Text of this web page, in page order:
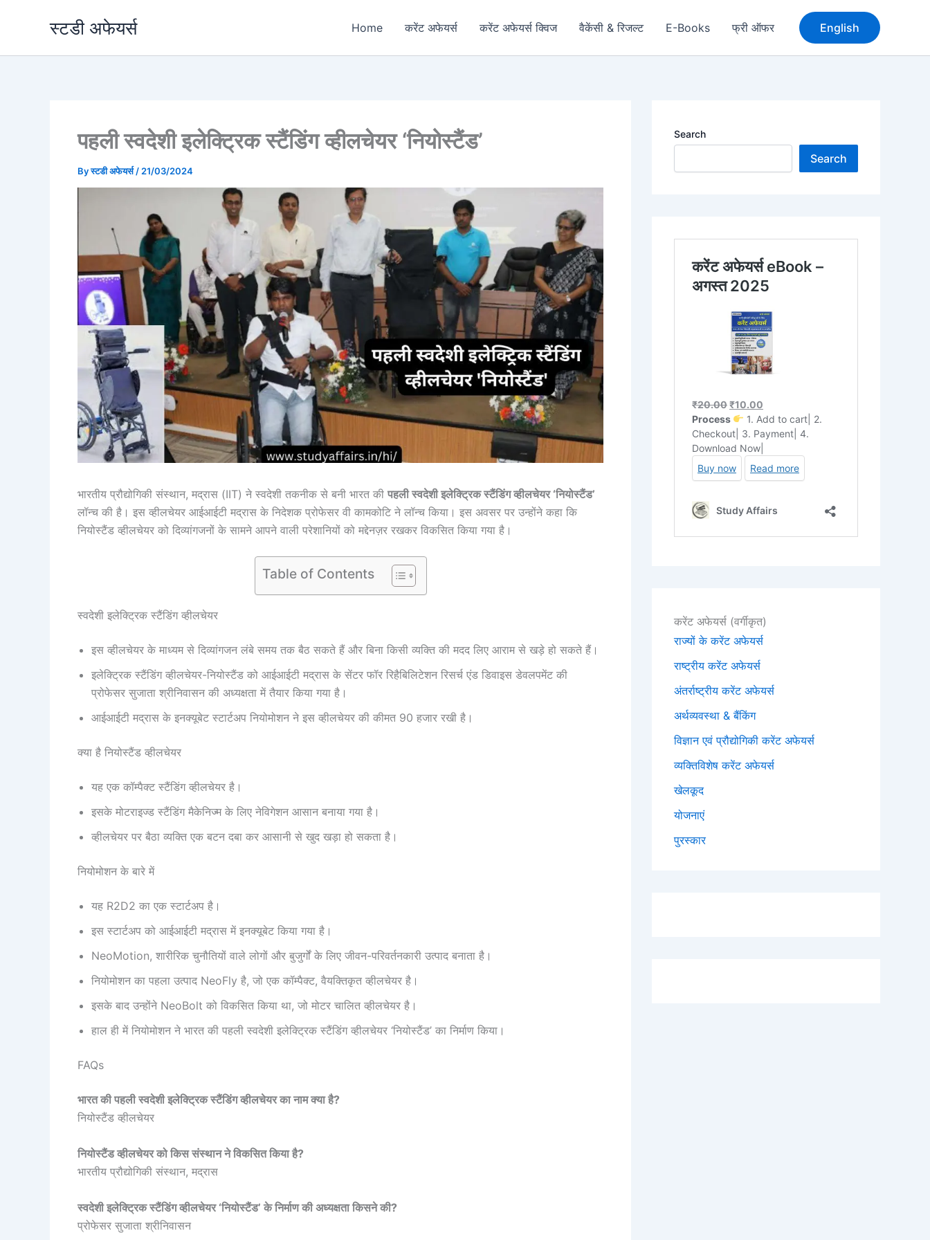
स्टडी अफेयर्स Home करेंट अफेयर्स करेंट अफेयर्स क्विज वैकेंसी & रिजल्ट E-Books फ्री ऑफर English
पहली स्वदेशी इलेक्ट्रिक स्टैंडिंग व्हीलचेयर ‘नियोस्टैंड’
Byस्टडी अफेयर्स/ 21/03/2024
भारतीय प्रौद्योगिकी संस्थान, मद्रास (IIT) ने स्वदेशी तकनीक से बनी भारत की पहली स्वदेशी इलेक्ट्रिक स्टैंडिंग व्हीलचेयर ‘नियोस्टैंड’
लॉन्च की है। इस व्हीलचेयर आईआईटी मद्रास के निदेशक प्रोफेसर वी कामकोटि ने लॉन्च किया। इस अवसर पर उन्होंने कहा कि
नियोस्टैंड व्हीलचेयर को दिव्यांगजनों के सामने आपने वाली परेशानियों को मद्देनज़र रखकर विकसित किया गया है।
Table of Contents
स्वदेशी इलेक्ट्रिक स्टैंडिंग व्हीलचेयर
इस व्हीलचेयर के माध्यम से दिव्यांगजन लंबे समय तक बैठ सकते हैं और बिना किसी व्यक्ति की मदद लिए आराम से खड़े हो सकते हैं।
इलेक्ट्रिक स्टैंडिंग व्हीलचेयर-नियोस्टैंड को आईआईटी मद्रास के सेंटर फॉर रिहैबिलिटेशन रिसर्च एंड डिवाइस डेवलपमेंट की
प्रोफेसर सुजाता श्रीनिवासन की अध्यक्षता में तैयार किया गया है।
आईआईटी मद्रास के इनक्यूबेट स्टार्टअप नियोमोशन ने इस व्हीलचेयर की कीमत 90 हजार रखी है।
क्या है नियोस्टैंड व्हीलचेयर
यह एक कॉम्पैक्ट स्टैंडिंग व्हीलचेयर है।
इसके मोटराइज्ड स्टैंडिंग मैकेनिज्म के लिए नेविगेशन आसान बनाया गया है।
व्हीलचेयर पर बैठा व्यक्ति एक बटन दबा कर आसानी से खुद खड़ा हो सकता है।
नियोमोशन के बारे में
यह R2D2 का एक स्टार्टअप है।
इस स्टार्टअप को आईआईटी मद्रास में इनक्यूबेट किया गया है।
NeoMotion, शारीरिक चुनौतियों वाले लोगों और बुजुर्गों के लिए जीवन-परिवर्तनकारी उत्पाद बनाता है।
नियोमोशन का पहला उत्पाद NeoFly है, जो एक कॉम्पैक्ट, वैयक्तिकृत व्हीलचेयर है।
इसके बाद उन्होंने NeoBolt को विकसित किया था, जो मोटर चालित व्हीलचेयर है।
हाल ही में नियोमोशन ने भारत की पहली स्वदेशी इलेक्ट्रिक स्टैंडिंग व्हीलचेयर ‘नियोस्टैंड’ का निर्माण किया।
FAQs
भारत की पहली स्वदेशी इलेक्ट्रिक स्टैंडिंग व्हीलचेयर का नाम क्या है?
नियोस्टैंड व्हीलचेयर
नियोस्टैंड व्हीलचेयर को किस संस्थान ने विकसित किया है?
भारतीय प्रौद्योगिकी संस्थान, मद्रास
स्वदेशी इलेक्ट्रिक स्टैंडिंग व्हीलचेयर ‘नियोस्टैंड’ के निर्माण की अध्यक्षता किसने की?
प्रोफेसर सुजाता श्रीनिवासन
Search
Search
करेंट अफेयर्स (वर्गीकृत)
राज्यों के करेंट अफेयर्स
राष्ट्रीय करेंट अफेयर्स
अंतर्राष्ट्रीय करेंट अफेयर्स
अर्थव्यवस्था & बैंकिंग
विज्ञान एवं प्रौद्योगिकी करेंट अफेयर्स
व्यक्तिविशेष करेंट अफेयर्स
खेलकूद
योजनाएं
पुरस्कार